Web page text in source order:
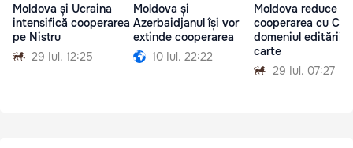
Moldova și Ucraina
intensifică cooperarea
pe Nistru
29 Iul. 12:25
Moldova și
Azerbaidjanul își vor
extinde cooperarea
10 Iul. 22:22
Moldova reduce
cooperarea cu CSI
domeniul editării
carte
29 Iul. 07:27